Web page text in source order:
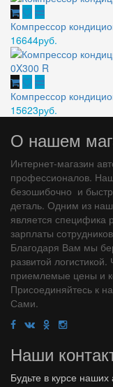
Компрессор
16644руб.
Компрессор
15623руб.
О нашем
Интернет-магазин
профессионалов.
безошибочно и
деталь. Одним из
является специфика
зарплаты
Благодаря Вам мы
развитой
приемлемые цены и
Присоединяйтесь к
Сами.
Наши
Будьте в курсе